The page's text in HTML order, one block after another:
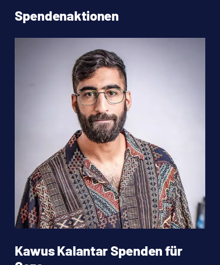
Spendenaktionen
Kawus Kalantar Spenden für